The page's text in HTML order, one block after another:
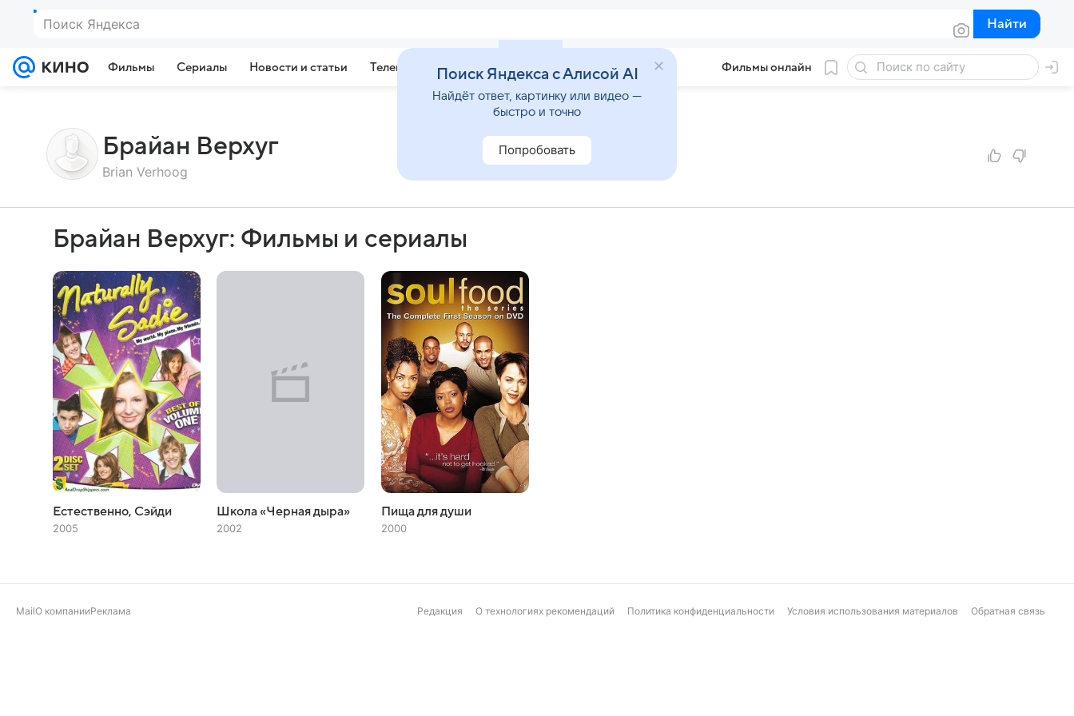
Поиск Яндекса Найти
Найти
Фильмы Сериалы Новости и статьи Телепрограмма Звезды Фильмы онлайн
Брайан Верхуг
Brian Verhoog
Брайан Верхуг: Фильмы и сериалы
Естественно, Сэйди
2005
Школа «Черная дыра»
2002
Пища для души
2000
MailО компанииРеклама Редакция О технологиях рекомендаций Политика конфиденциальности Условия использования материалов Обратная связь
Поиск Яндекса с Алисой AI
Найдёт ответ, картинку или видео —
быстро и точно
Попробовать